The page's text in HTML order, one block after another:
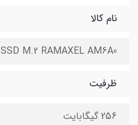
نام کالا
SSD M.2 RAMAXEL AM6A0
ظرفیت
256 گیگابایت